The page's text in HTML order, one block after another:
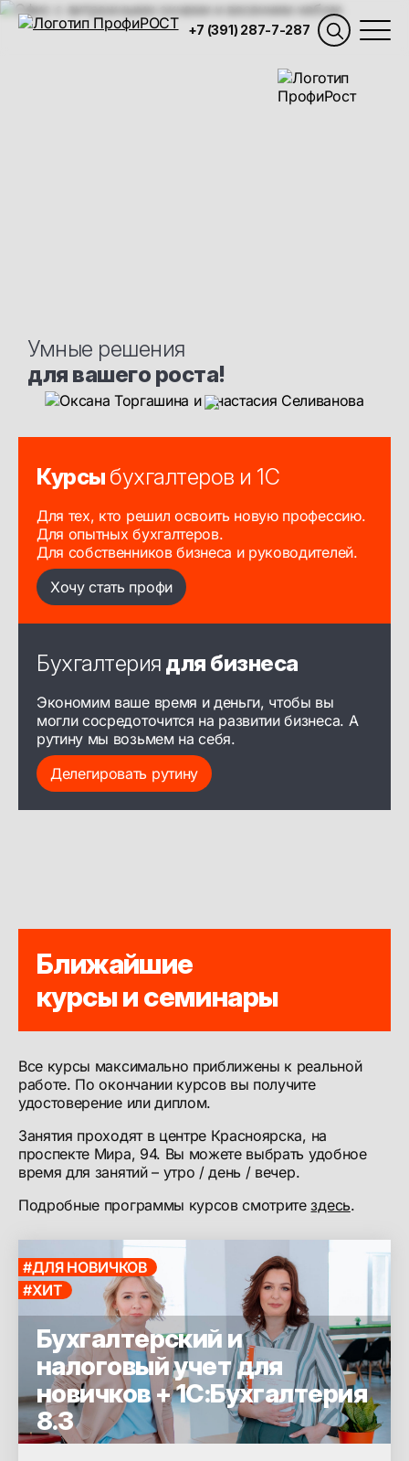
+7 (391) 287-7-287
Умные решения
для вашего роста!
Курсы бухгалтеров и 1С
Для тех, кто решил освоить новую профессию.
Для опытных бухгалтеров.
Для собственников бизнеса и руководителей.
Хочу стать профи
Бухгалтерия для бизнеса
Экономим ваше время и деньги, чтобы вы
могли сосредоточится на развитии бизнеса. А
рутину мы возьмем на себя.
Делегировать рутину
Ближайшие
курсы и семинары
Все курсы максимально приближены к реальной
работе. По окончании курсов вы получите
удостоверение или диплом.
Занятия проходят в центре Красноярска, на
проспекте Мира, 94. Вы можете выбрать удобное
время для занятий – утро / день / вечер.
Подробные программы курсов смотрите здесь.
#ДЛЯ НОВИЧКОВ
#ХИТ
Бухгалтерский и
налоговый учет для
новичков + 1С:Бухгалтерия
8.3